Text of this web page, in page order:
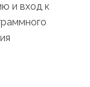
и вход к